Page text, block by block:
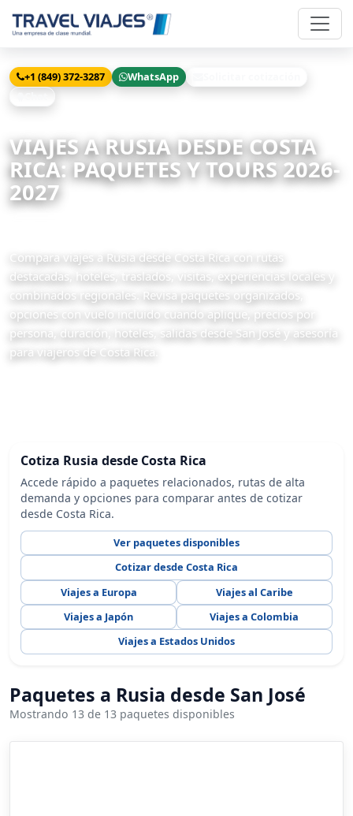
+1 (849) 372-3287 WhatsApp
VIAJES A RUSIA DESDE COSTA
RICA: PAQUETES Y TOURS 2026-
2027
Compara viajes a Rusia desde Costa Rica con rutas
destacadas, hoteles, traslados, visitas, experiencias locales y
combinados regionales. Revisa paquetes organizados,
opciones con vuelo incluido cuando aplique, precios por
persona, duración, hoteles, salidas desde San José y asesoría
para viajeros de Costa Rica.
Cotiza Rusia desde Costa Rica
Accede rápido a paquetes relacionados, rutas de alta
demanda y opciones para comparar antes de cotizar
desde Costa Rica.
Ver paquetes disponibles
Cotizar desde Costa Rica
Viajes a Europa
Viajes al Caribe
Viajes a Japón
Viajes a Colombia
Viajes a Estados Unidos
Paquetes a Rusia desde San José
Mostrando 13 de 13 paquetes disponibles